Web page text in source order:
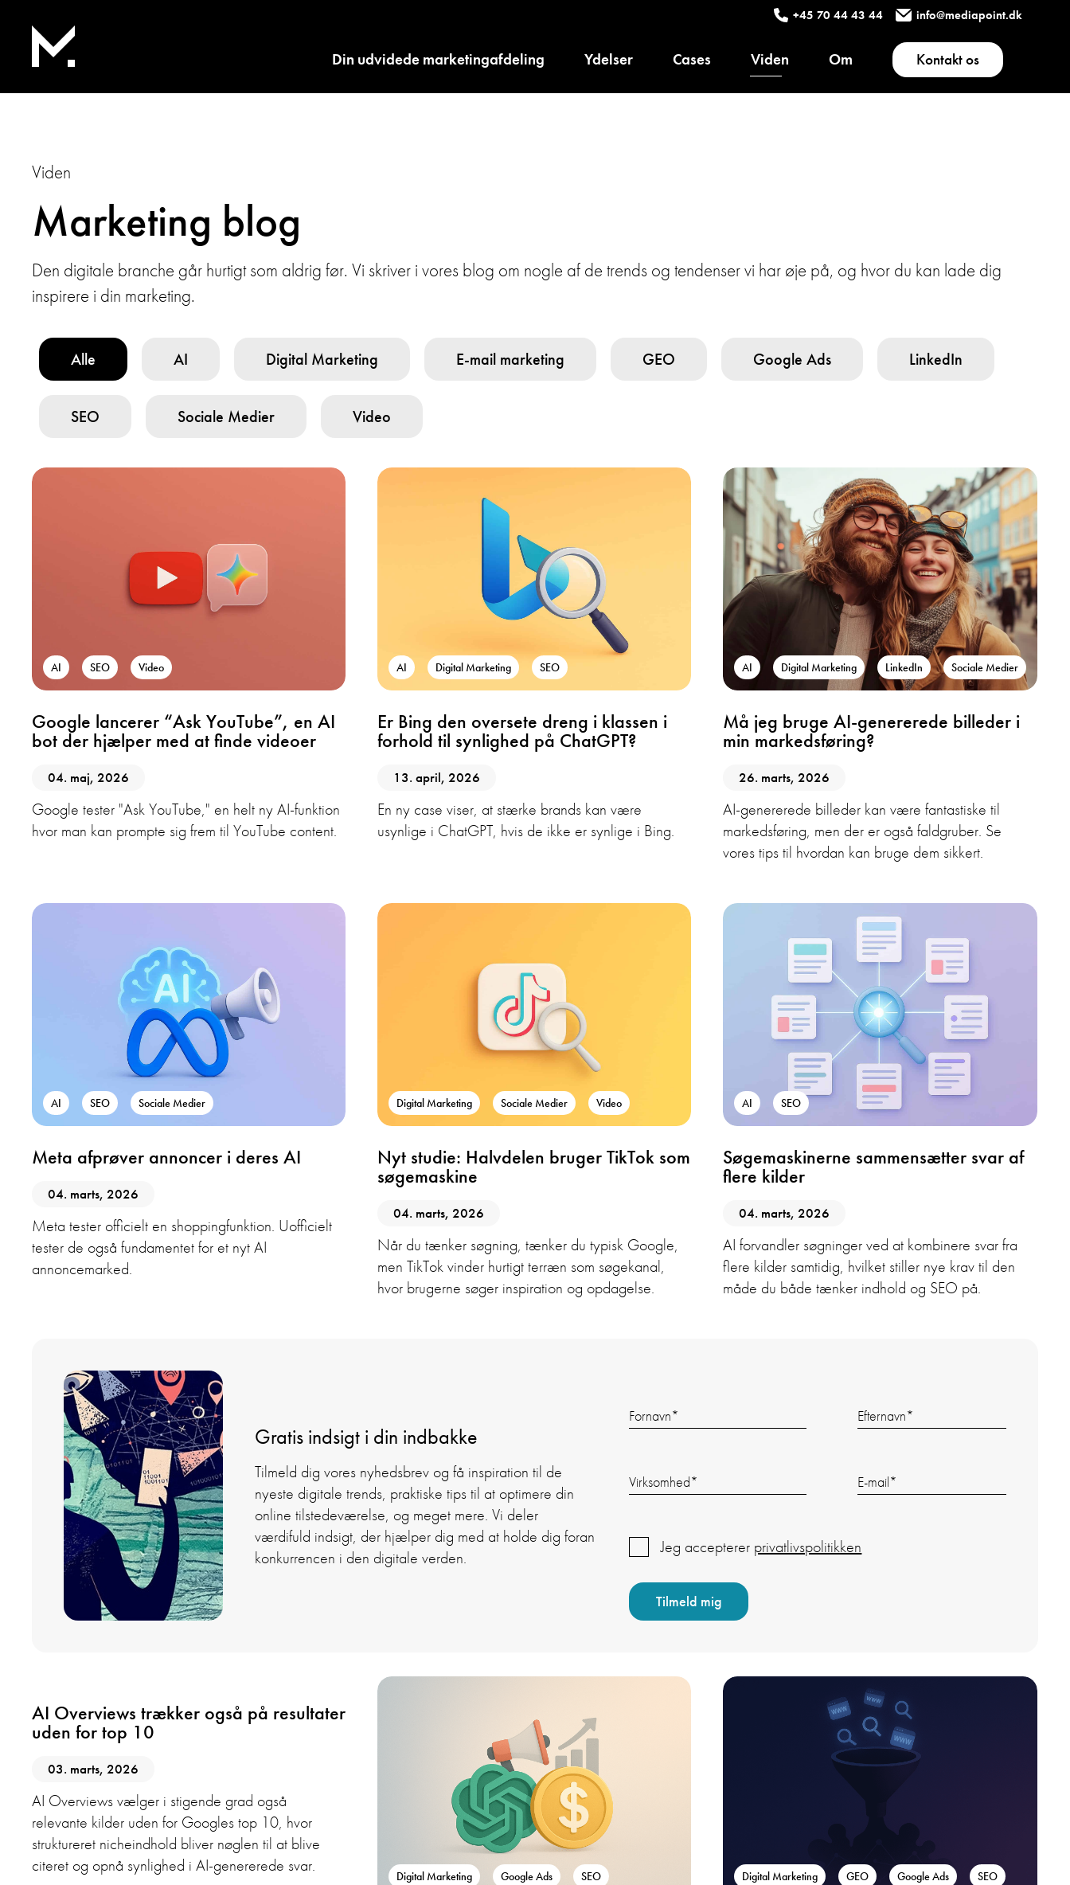
+45 70 44 43 44 info@mediapoint.dk
Din udvidede marketingafdeling Ydelser Cases Viden Om Kontakt os
Viden
Marketing blog
Den digitale branche går hurtigt som aldrig før. Vi skriver i vores blog om nogle af de trends og tendenser vi har øje på, og hvor du kan lade dig
inspirere i din marketing.
Alle AI Digital Marketing E-mail marketing GEO Google Ads LinkedIn
SEO Sociale Medier Video
AI SEO Video
Google lancerer “Ask YouTube”, en AI
bot der hjælper med at finde videoer
04. maj, 2026
Google tester "Ask YouTube," en helt ny AI-funktion
hvor man kan prompte sig frem til YouTube content.
AI Digital Marketing SEO
Er Bing den oversete dreng i klassen i
forhold til synlighed på ChatGPT?
13. april, 2026
En ny case viser, at stærke brands kan være
usynlige i ChatGPT, hvis de ikke er synlige i Bing.
AI Digital Marketing LinkedIn Sociale Medier
Må jeg bruge AI-genererede billeder i
min markedsføring?
26. marts, 2026
AI-genererede billeder kan være fantastiske til
markedsføring, men der er også faldgruber. Se
vores tips til hvordan kan bruge dem sikkert.
AI SEO Sociale Medier
Meta afprøver annoncer i deres AI
04. marts, 2026
Meta tester officielt en shoppingfunktion. Uofficielt
tester de også fundamentet for et nyt AI
annoncemarked.
Digital Marketing Sociale Medier Video
Nyt studie: Halvdelen bruger TikTok som
søgemaskine
04. marts, 2026
Når du tænker søgning, tænker du typisk Google,
men TikTok vinder hurtigt terræn som søgekanal,
hvor brugerne søger inspiration og opdagelse.
AI SEO
Søgemaskinerne sammensætter svar af
flere kilder
04. marts, 2026
AI forvandler søgninger ved at kombinere svar fra
flere kilder samtidig, hvilket stiller nye krav til den
måde du både tænker indhold og SEO på.
Gratis indsigt i din indbakke
Tilmeld dig vores nyhedsbrev og få inspiration til de
nyeste digitale trends, praktiske tips til at optimere din
online tilstedeværelse, og meget mere. Vi deler
værdifuld indsigt, der hjælper dig med at holde dig foran
konkurrencen i den digitale verden.
Fornavn* Efternavn*
Virksomhed* E-mail*
Jeg accepterer privatlivspolitikken
AI Overviews trækker også på resultater
uden for top 10
03. marts, 2026
AI Overviews vælger i stigende grad også
relevante kilder uden for Googles top 10, hvor
struktureret nicheindhold bliver nøglen til at blive
citeret og opnå synlighed i AI-genererede svar.
Digital Marketing Google Ads SEO Digital Marketing GEO Google Ads SEO